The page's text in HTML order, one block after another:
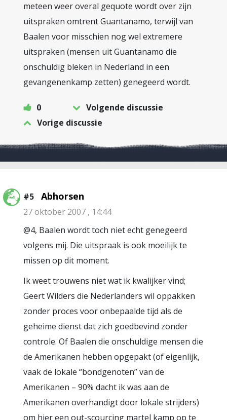
meteen weer overal gequote wordt over zijn
uitspraken omtrent Guantanamo, terwijl van
Baalen voor misschien nog wel extremere
uitspraken (mensen uit Guantanamo die
onschuldig bleken in Nederland in een
gevangenenkamp zetten) genegeerd wordt.
0
Volgende discussie
Vorige discussie
#5 Abhorsen
27 oktober 2007 , 14:44
@4, Baalen wordt toch niet echt genegeerd
volgens mij. Die uitspraak is ook moeilijk te
missen op dit moment.
Ik weet trouwens niet wat ik kwalijker vind;
Geert Wilders die Nederlanders wil oppakken
zonder proces voor onbepaalde tijd als de
geheime dienst dat zich goedbevind zonder
controle. Of Baalen die onschuldige mensen die
de Amerikanen hebben opgepakt (of eigenlijk,
vaak de lokale “bondgenoten” van de
Amerikanen – 90% dacht ik was aan de
Amerikanen overhandigt door lokale strijders)
om hier een out-scourcing martel kamp op te